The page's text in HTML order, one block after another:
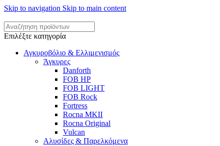
Skip to navigation Skip to main content
Επιλέξτε κατηγορία
Αγκυροβόλιο & Ελλιμενισμός
Άγκυρες
Danforth
FOB HP
FOB LIGHT
FOB Rock
Fortress
Rocna MKII
Rocna Original
Vulcan
Αλυσίδες & Παρελκόμενα